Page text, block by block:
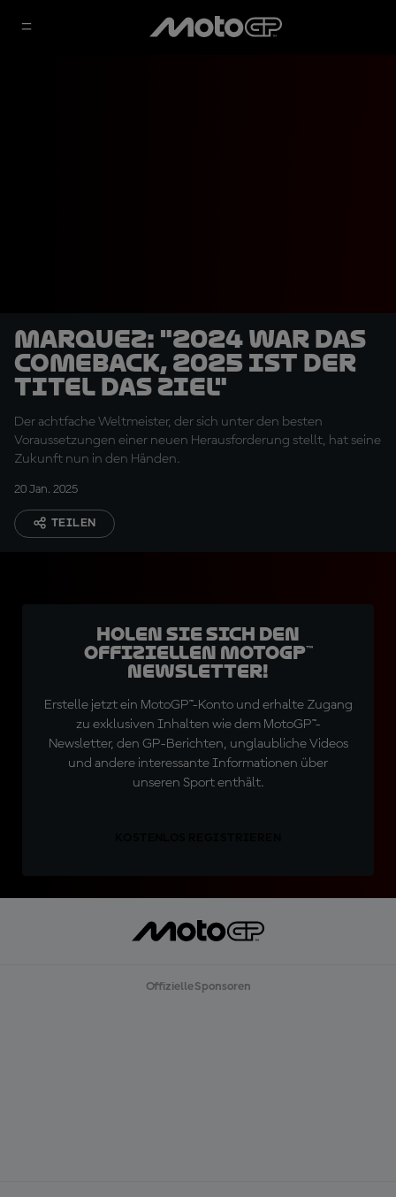
Marquez: "2024 war das
Comeback, 2025 ist der
Titel das Ziel"
Der achtfache Weltmeister, der sich unter den besten
Voraussetzungen einer neuen Herausforderung stellt, hat seine
Zukunft nun in den Händen.
20 Jan. 2025
TEILEN
Holen Sie sich den
offiziellen MotoGP™
Newsletter!
Erstelle jetzt ein MotoGP™-Konto und erhalte Zugang
zu exklusiven Inhalten wie dem MotoGP™-
Newsletter, den GP-Berichten, unglaubliche Videos
und andere interessante Informationen über
unseren Sport enthält.
Offizielle Sponsoren